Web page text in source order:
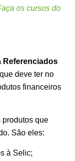
os cursos do
Referenciados
deve ter no
financeiros
produtos que
São eles:
à Selic;